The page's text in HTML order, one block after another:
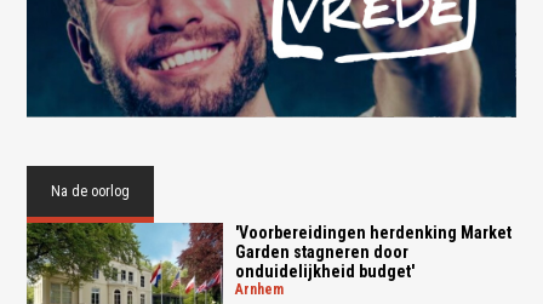
Na de oorlog
'Voorbereidingen herdenking Market
Garden stagneren door
onduidelijkheid budget'
arnhem